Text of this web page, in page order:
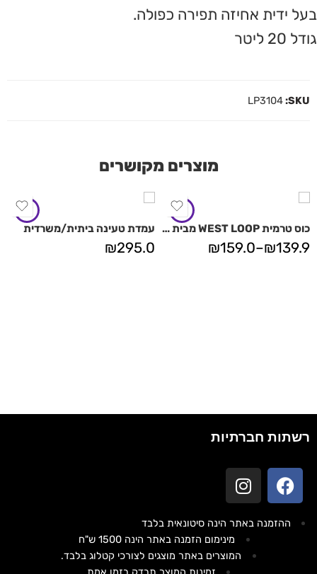
בעל ידית אחיזה תפירה כפולה.
גודל 20 ליטר
SKU:
LP3104
מוצרים מקושרים
כוס טרמית WEST LOOP מבית Contigo
₪139.9
–
₪159.0
עמדת טעינה ביתית/משרדית
₪295.0
רשתות חברתיות
ההזמנה באתר הינה סיטונאית בלבד
מינימום הזמנה באתר הינה 1500 ש"ח
המוצרים באתר מוצגים לצורכי קטלוג בלבד.